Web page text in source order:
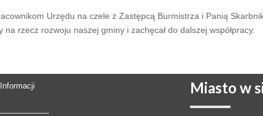
Urzędu na czele z Zastępcą Burmistrza i Panią
rzecz rozwoju naszej gminy i zachęcał do dalszej współpracy.
Miasto w